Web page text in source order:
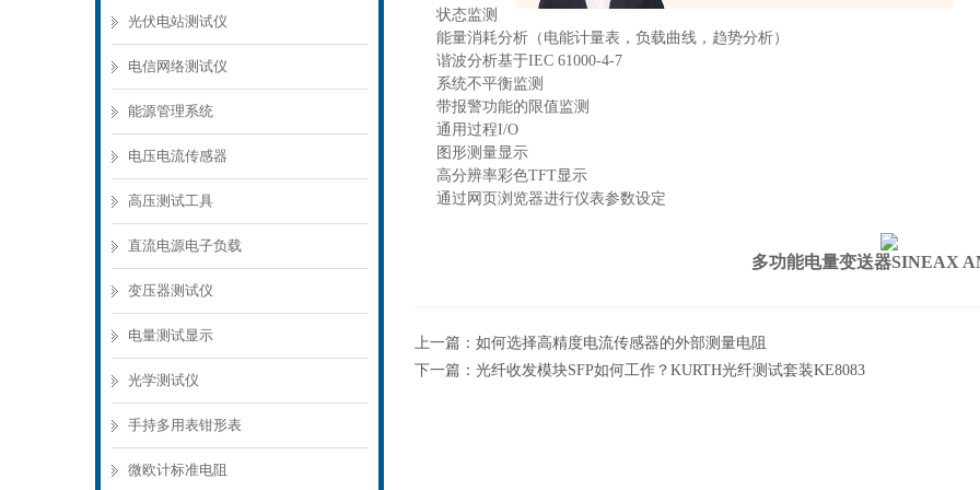
光伏电站测试仪
电信网络测试仪
能源管理系统
电压电流传感器
高压测试工具
直流电源电子负载
变压器测试仪
电量测试显示
光学测试仪
手持多用表钳形表
微欧计标准电阻
状态监测
能量消耗分析（电能计量表，负载曲线，趋势分析）
谐波分析基于IEC 61000-4-7
系统不平衡监测
带报警功能的限值监测
通用过程I/O
图形测量显示
高分辨率彩色TFT显示
通过网页浏览器进行仪表参数设定
多功能电量变送器SINEAX
上一篇： 如何选择高精度电流传感器的外部测量电阻
下一篇： 光纤收发模块SFP如何⼯作？KURTH光纤测试套装KE8083